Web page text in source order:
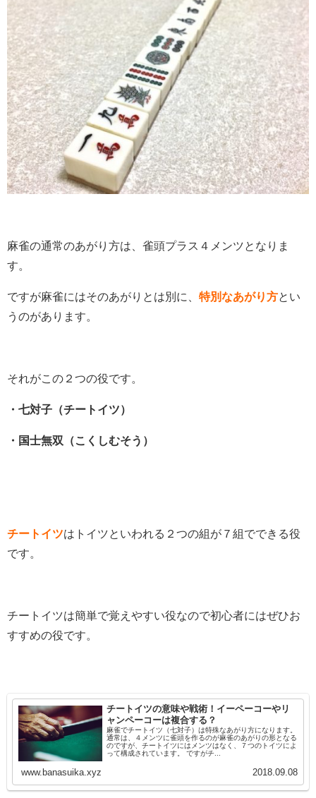
麻雀の通常のあがり方は、雀頭プラス４メンツとなりま
す。
ですが麻雀にはそのあがりとは別に、 特別なあがり方とい
うのがあります。
それがこの２つの役です。
・七対子（チートイツ）
・国士無双（こくしむそう）
チートイツはトイツといわれる２つの組が７組でできる役
です。
チートイツは簡単で覚えやすい役なので初心者にはぜひお
すすめの役です。
チートイツの意味や戦術！イーペーコーやリ
ャンペーコーは複合する？
麻雀でチートイツ（七対子）は特殊なあがり方になります。
通常は、４メンツに雀頭を作るのが麻雀のあがりの形となる
のですが、チートイツにはメンツはなく、７つのトイツによ
って構成されています。 ですがチ...
www.banasuika.xyz 2018.09.08